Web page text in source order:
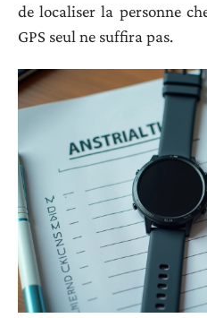
de localiser la personne
GPS seul ne suffira pas.